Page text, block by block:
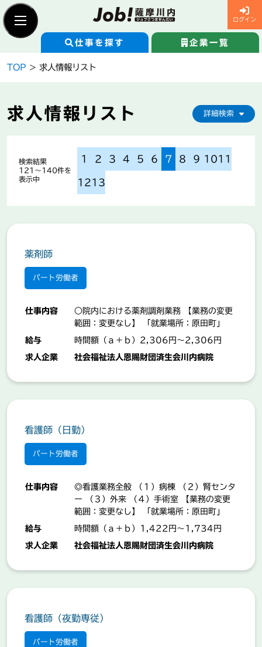
to
ログイン
仕事を探す 企業一覧
企業一覧
企業の紹介
お問い合わせ
マイページ利用マニュアル
企業ログイン
企業の皆さんへ
TOP > 求人情報リスト
求人情報リスト 詳細検索
検索
営業
飲食・フード
サービス・警備・清掃
イベント・レジャー・娯楽
ドライバー・配達
製造・工場・倉庫
検索結果
121〜140件を
表示中
1 2 3 4 5 6 7 8 9 1011
1213
薬剤師
パート労働者
仕事内容
○院内における薬剤調剤業務 【業務の変更
範囲：変更なし】 「就業場所：原田町」
給与 時間額（ａ＋ｂ）2,306円～2,306円
求人企業 社会福祉法人恩賜財団済生会川内病院
看護師（日勤）
パート労働者
仕事内容
◎看護業務全般 （１）病棟 （２）腎センタ
ー （３）外来 （４）手術室 【業務の変更
範囲：変更なし】 「就業場所：原田町」
給与 時間額（ａ＋ｂ）1,422円～1,734円
求人企業 社会福祉法人恩賜財団済生会川内病院
看護師（夜勤専従）
パート労働者